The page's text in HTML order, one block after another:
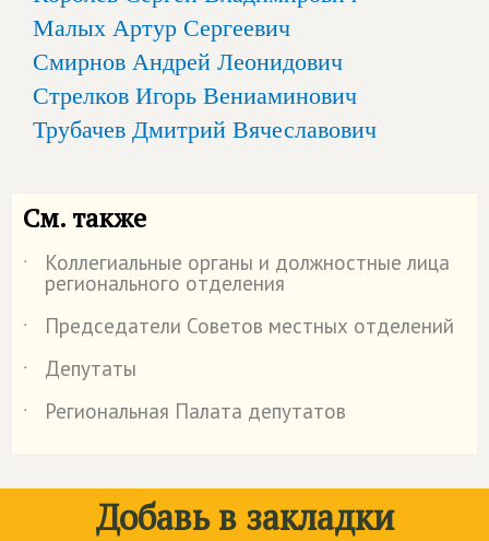
Малых Артур Сергеевич
Смирнов Андрей Леонидович
Стрелков Игорь Вениаминович
Трубачев Дмитрий Вячеславович
См. также
˙ Коллегиальные органы и должностные лица
регионального отделения
˙
Председатели Советов местных отделений
˙
Депутаты
˙
Региональная Палата депутатов
Добавь в закладки